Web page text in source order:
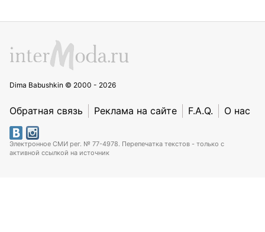
Dima Babushkin © 2000 - 2026
Обратная связь Реклама на сайте F.A.Q. О нас
Электронное СМИ рег. № 77-4978. Перепечатка текстов - только с
активной ссылкой на источник